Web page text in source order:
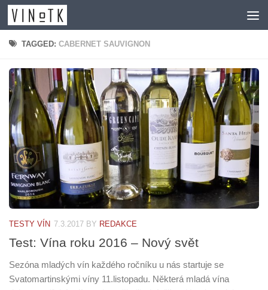
Skip to content
TAGGED:CABERNET SAUVIGNON
TESTY VÍN 7.3.2017 BY REDAKCE
Test: Vína roku 2016 – Nový svět
Sezóna mladých vín každého ročníku u nás startuje se
Svatomartinskými víny 11.listopadu. Některá mladá vína